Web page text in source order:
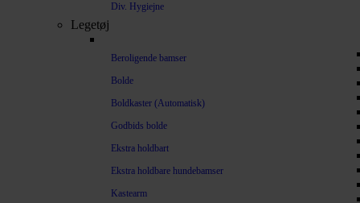
Div. Hygiejne
Legetøj
Beroligende bamser
Bolde
Boldkaster (Automatisk)
Godbids bolde
Ekstra holdbart
Ekstra holdbare hundebamser
Kastearm